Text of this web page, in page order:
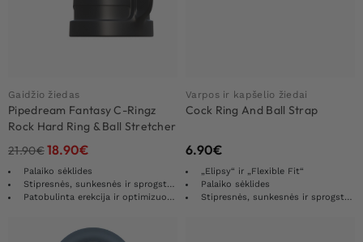
Gaidžio žiedas
Pipedream Fantasy C-Ringz
Rock Hard Ring & Ball Stretcher
21.90€18.90€
Palaiko sėklides
Stipresnės, sunkesnės ir sprogstamesnės erekcijos
Patobulinta erekcija ir optimizuota ištvermė
Varpos ir kapšelio žiedai
Cock Ring And Ball Strap
6.90€
„Elipsy“ ir „Flexible Fit“
Palaiko sėklides
Stipresnės, sunkesnės ir sprogstamesnės erekcijos